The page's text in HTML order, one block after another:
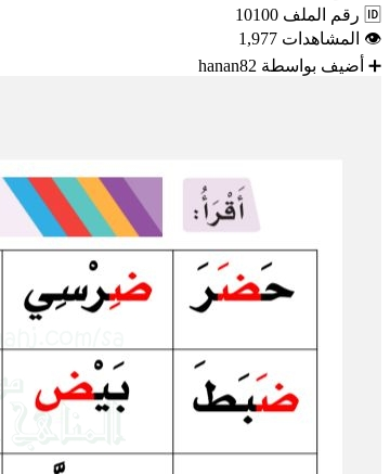
🆔 رقم الملف 10100
👁 المشاهدات 1,977
➕ أضيف بواسطة hanan82